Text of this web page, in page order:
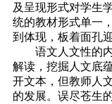
及呈现形式对学生
统的教材形式单一
到体现，板着面孔
语文人文性的内
解读，挖掘人文
开文本，但教师人
的发展。误尽苍生